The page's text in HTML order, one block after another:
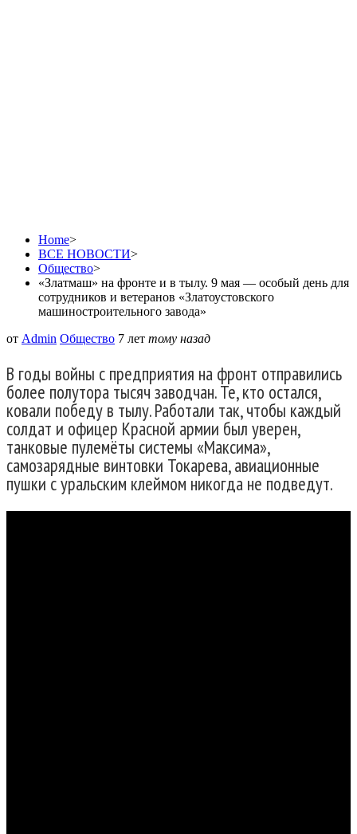
Home>
ВСЕ НОВОСТИ>
Общество>
«Златмаш» на фронте и в тылу. 9 мая — особый день для
сотрудников и ветеранов «Златоустовского
машиностроительного завода»
от Admin Общество 7 лет тому назад
В годы войны с предприятия на фронт отправились
более полутора тысяч заводчан. Те, кто остался,
ковали победу в тылу. Работали так, чтобы каждый
солдат и офицер Красной армии был уверен,
танковые пулемёты системы «Максима»,
самозарядные винтовки Токарева, авиационные
пушки с уральским клеймом никогда не подведут.